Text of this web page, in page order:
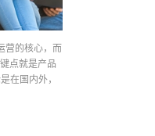
营的核心，而
点就是产品
在国内外，